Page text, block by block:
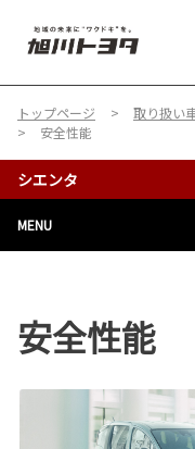
トップページ 取り扱い
安全性能
シエンタ
MENU
安全性能